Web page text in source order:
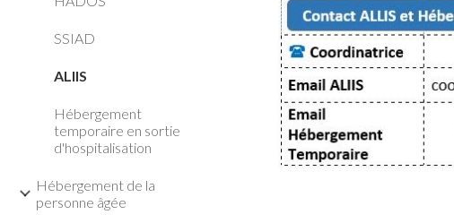
SSIAD
ALIIS
Hébergement
temporaire en sortie
d'hospitalisation
Hébergement de la
personne âgée